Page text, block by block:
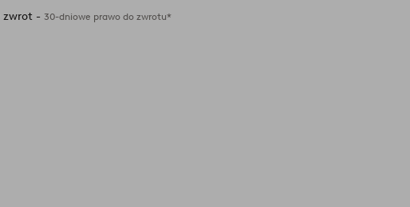
zwrot -30-dniowe prawo do zwrotu*